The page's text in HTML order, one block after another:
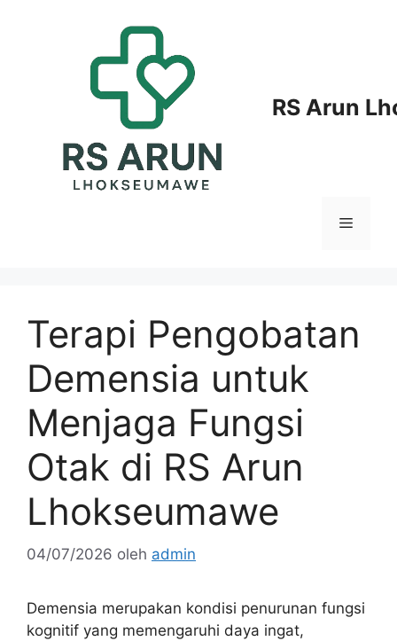
RS Arun
Menu
Terapi Pengobatan
Demensia untuk
Menjaga Fungsi
Otak di RS Arun
Lhokseumawe
04/07/2026 oleh admin
Demensia merupakan kondisi penurunan fungsi
kognitif yang memengaruhi daya ingat,